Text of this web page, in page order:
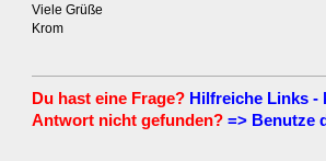
Viele Grüße
Krom
Du hast eine Frage? Hilfreiche Links -
Antwort nicht gefunden? => Benutze